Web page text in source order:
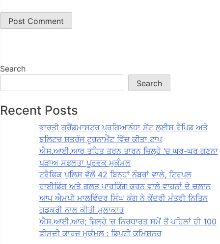
Search
Search
Recent Posts
ਭਾਰਤੀ ਗ੍ਰੈਂਡਮਾਸਟਰ ਪ੍ਰਗਿਆਨੰਧਾ ਸੇਂਟ ਲੁਈਸ ਰੈਪਿਡ ਅਤੇ
ਬਲਿਟਜ਼ ਸ਼ਤਰੰਜ ਟੂਰਨਾਮੈਂਟ ਵਿੱਚ ਕੀਤਾ ਟਾਪ
ਐਸ.ਆਈ.ਆਰ ਤਹਿਤ ਤਰਨ ਤਾਰਨ ਜ਼ਿਲ੍ਹੇ ‘ਚ ਘਰ-ਘਰ ਗਣਨਾ
ਪੜਾਅ ਸਫਲਤਾ ਪੂਰਵਕ ਮੁਕੰਮਲ
ਟਰੈਫਿਕ ਪੁਲਿਸ ਵੱਲੋਂ 42 ਬਿਨ੍ਹਾਂ ਨੰਬਰਾਂ ਵਾਲੇ, ਟ੍ਰਿਪਲ
ਰਾਈਡਿੰਗ ਅਤੇ ਗਲਤ ਪਾਰਕਿੰਗ ਕਰਨ ਵਾਲੇ ਵਾਹਨਾਂ ਦੇ ਚਲਾਨ
ਆਪ ਐਮਪੀ ਮਾਲਵਿੰਦਰ ਸਿੰਘ ਕੰਗ ਨੇ ਕੇਂਦਰੀ ਮੰਤਰੀ ਨਿਤਿਨ
ਗਡਕਰੀ ਨਾਲ ਕੀਤੀ ਮੁਲਾਕਾਤ
ਐਸ.ਆਈ.ਆਰ; ਜ਼ਿਲ੍ਹੇ ‘ਚ ਨਿਰਧਾਰਤ ਸਮੇਂ ਤੋਂ ਪਹਿਲਾਂ ਹੀ 100
ਫੀਸਦੀ ਕਾਰਜ ਮੁਕੰਮਲ : ਡਿਪਟੀ ਕਮਿਸ਼ਨਰ